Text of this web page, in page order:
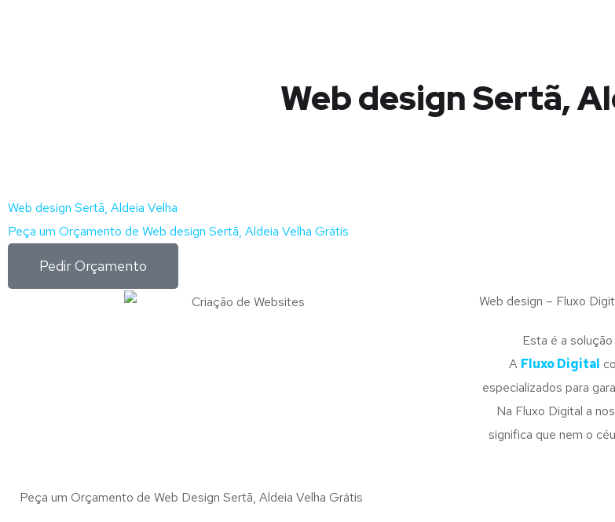
Web design Sertã,
Web design Sertã, Aldeia Velha
Peça um Orçamento de Web design Sertã, Aldeia Velha Grátis
Pedir Orçamento
Web design – Fluxo
Esta é a
A Fluxo Digital
especializados para
Na Fluxo Digital a
significa que nem o
Peça um Orçamento de Web Design Sertã, Aldeia Velha Grátis